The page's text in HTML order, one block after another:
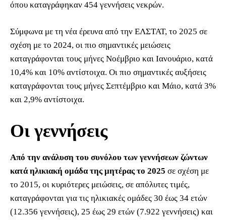
όπου καταγράφηκαν 454 γεννήσεις νεκρών.
Σύμφωνα με τη νέα έρευνα από την ΕΛΣΤΑΤ, το 2025 σε
σχέση με το 2024, οι πιο σημαντικές μειώσεις
καταγράφονται τους μήνες Νοέμβριο και Ιανουάριο, κατά
10,4% και 10% αντίστοιχα. Οι πιο σημαντικές αυξήσεις
καταγράφονται τους μήνες Σεπτέμβριο και Μάιο, κατά 3%
και 2,9% αντίστοιχα.
Οι γεννήσεις
Από την ανάλυση του συνόλου των γεννήσεων ζώντων
κατά ηλικιακή ομάδα της μητέρας το 2025 σε σχέση με
το 2015, οι κυριότερες μειώσεις, σε απόλυτες τιμές,
καταγράφονται για τις ηλικιακές ομάδες 30 έως 34 ετών
(12.356 γεννήσεις), 25 έως 29 ετών (7.922 γεννήσεις) και